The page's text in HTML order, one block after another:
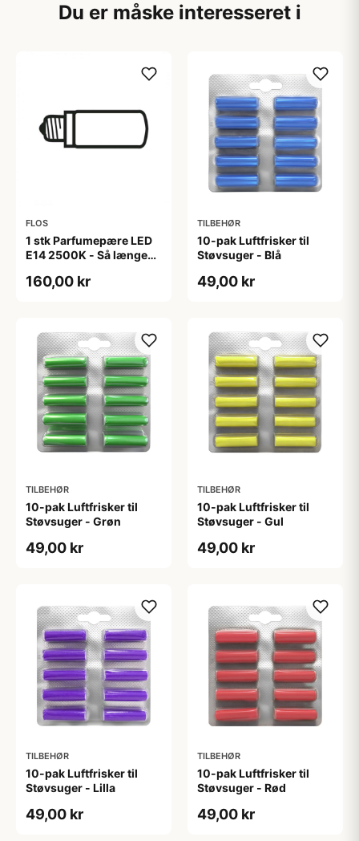
Du er måske interesseret i
FLOS
1 stk Parfumepære LED
E14 2500K - Så længe
160,00 kr
TILBEHØR
10-pak Luftfrisker til
Støvsuger - Blå
49,00 kr
TILBEHØR
10-pak Luftfrisker til
Støvsuger - Grøn
49,00 kr
TILBEHØR
10-pak Luftfrisker til
Støvsuger - Gul
49,00 kr
TILBEHØR
10-pak Luftfrisker til
Støvsuger - Lilla
49,00 kr
TILBEHØR
10-pak Luftfrisker til
Støvsuger - Rød
49,00 kr